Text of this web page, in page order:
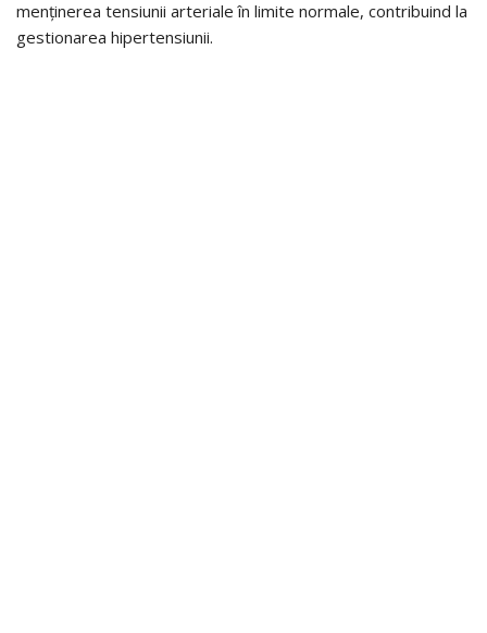
menținerea tensiunii arteriale în limite normale, contribuind la
gestionarea hipertensiunii.